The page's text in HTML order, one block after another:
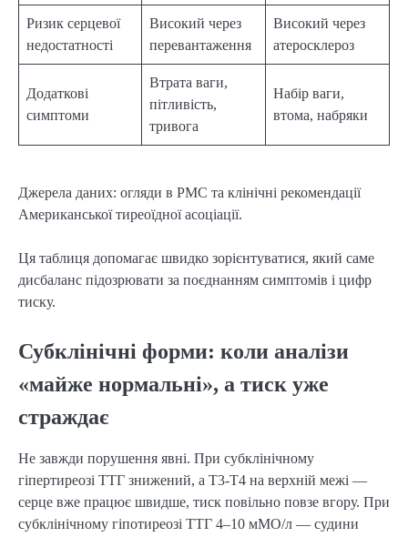
Ризик серцевої
недостатності
Високий через
перевантаження
Високий через
атеросклероз
Додаткові
симптоми
Втрата ваги,
пітливість,
тривога
Набір ваги,
втома, набряки
Джерела даних: огляди в PMC та клінічні рекомендації
Американської тиреоїдної асоціації.
Ця таблиця допомагає швидко зорієнтуватися, який саме
дисбаланс підозрювати за поєднанням симптомів і цифр
тиску.
Субклінічні форми: коли аналізи
«майже нормальні», а тиск уже
страждає
Не завжди порушення явні. При субклінічному
гіпертиреозі ТТГ знижений, а Т3-Т4 на верхній межі —
серце вже працює швидше, тиск повільно повзе вгору. При
субклінічному гіпотиреозі ТТГ 4–10 мМО/л — судини